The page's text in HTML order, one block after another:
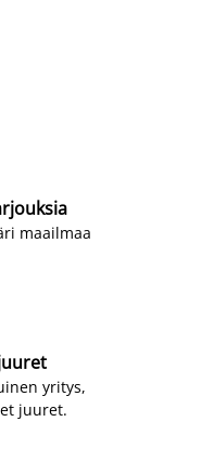
maailmaa
yritys,
juuret.